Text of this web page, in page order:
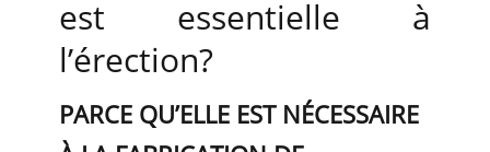
est essentielle à
l’érection?
PARCE QU’ELLE EST NÉCESSAIRE